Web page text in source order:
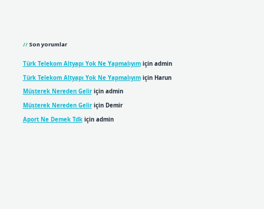
Son yorumlar
Türk Telekom Altyapı Yok Ne Yapmalıyımiçin admin
Türk Telekom Altyapı Yok Ne Yapmalıyımiçin Harun
Müşterek Nereden Geliriçin admin
Müşterek Nereden Geliriçin Demir
Aport Ne Demek Tdkiçin admin